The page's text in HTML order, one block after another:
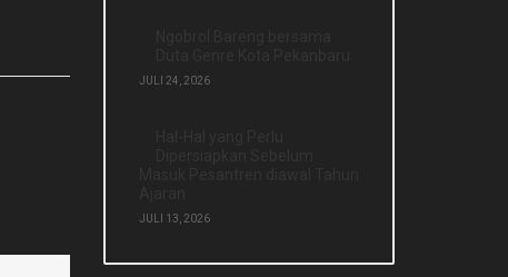
JULI 24, 2026
JULI 13, 2026